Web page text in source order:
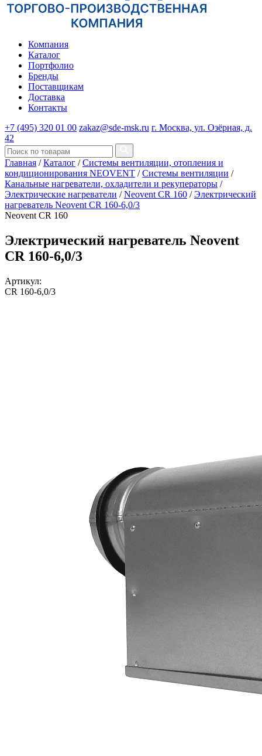
Компания
Каталог
Портфолио
Бренды
Поставщикам
Доставка
Контакты
+7 (495) 320 01 00 zakaz@sde-msk.ru г. Москва, ул. Озёрная, д.
42
Главная / Каталог / Системы вентиляции, отопления и
кондиционирования NEOVENT / Системы вентиляции /
Канальные нагреватели, охладители и рекуператоры /
Электрические нагреватели / Neovent CR 160 / Электрический
нагреватель Neovent CR 160-6,0/3
Neovent CR 160
Электрический нагреватель Neovent
CR 160-6,0/3
Артикул:
CR 160-6,0/3